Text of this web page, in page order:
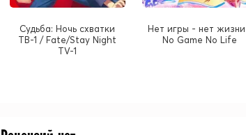
Судьба: Ночь схватки
ТВ-1 / Fate/Stay Night
TV-1
Нет игры - нет
No Game No Life